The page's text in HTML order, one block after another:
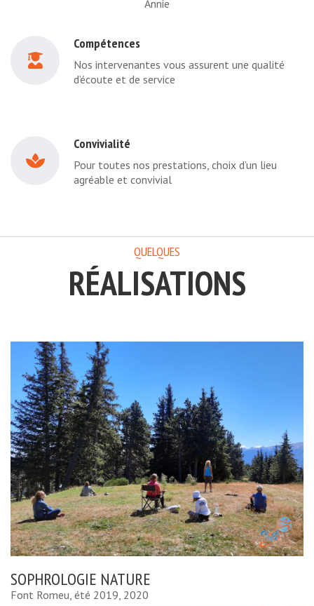
Annie
Compétences
Nos intervenantes vous assurent une qualité
d’écoute et de service
Convivialité
Pour toutes nos prestations, choix d’un lieu
agréable et convivial
QUELQUES
RÉALISATIONS
SOPHROLOGIE NATURE
Font Romeu, été 2019, 2020